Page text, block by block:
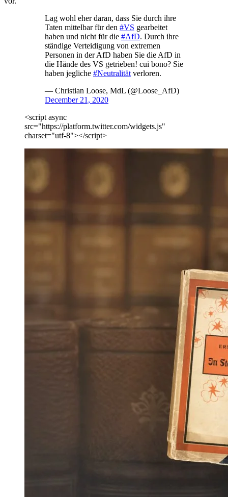
Lag wohl eher daran, dass Sie durch ihre
Taten mittelbar für den #VS gearbeitet
haben und nicht für die #AfD. Durch ihre
ständige Verteidigung von extremen
Personen in der AfD haben Sie die AfD in
die Hände des VS getrieben! cui bono? Sie
haben jegliche #Neutralität verloren.
— Christian Loose, MdL (@Loose_AfD)
December 21, 2020
<script async
src="https://platform.twitter.com/widgets.js"
charset="utf-8"></script>